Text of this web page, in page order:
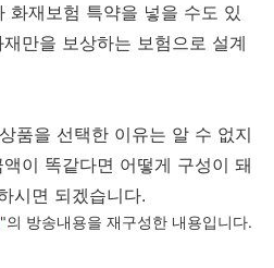
화재보험 특약을 넣을 수도 있
만을 보상하는 보험으로 설계
품을 선택한 이유는 알 수 없지
이 똑같다면 어떻게 구성이 돼
시면 되겠습니다.
"의 방송내용을 재구성한 내용입니다.